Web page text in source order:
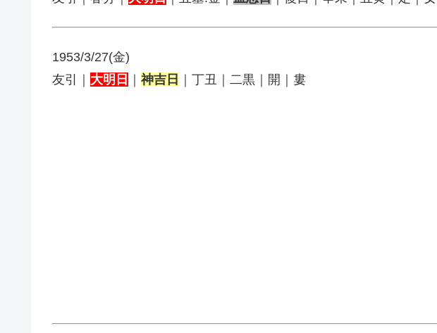
1953/3/27(金)
友引｜ 大明日 ｜ 神吉日 ｜丁丑｜二黒｜開｜婁